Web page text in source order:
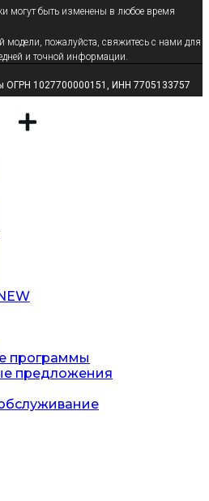
могут быть изменены в любое время
модели, пожалуйста, свяжитесь с нами для
и точной информации.
1027700000151, ИНН 7705133757
программы
предложения